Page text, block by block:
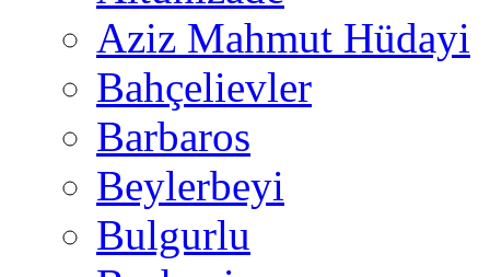
Aziz Mahmut Hüdayi
Bahçelievler
Barbaros
Beylerbeyi
Bulgurlu